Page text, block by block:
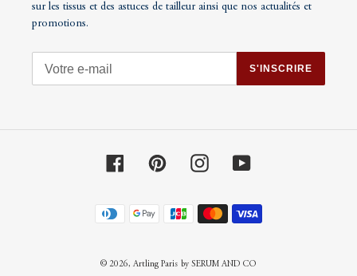
sur les tissus et des astuces de tailleur ainsi que nos actualités et
promotions.
S'INSCRIRE
FacebookPinterest Instagram
Moyens
de
© 2026, Artling Paris by SERUM AND CO